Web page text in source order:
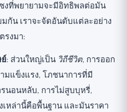
ระหว่างเซลล์ที่ผิดเพี้ยน
อรัง: Inflammaging
ะเริ่มต้นจากตรงไหน?
น
งที่พยายามจะมีอิทธิพลต่อมัน
กัน เราจะจัดอันดับแต่ละอย่าง
รงมา:
: ส่วนใหญ่เป็น วิถีชีวิต, การออก
มแข็งแรง, โภชนาการที่มี
นอนหลับ, การไม่สูบบุหรี่,
เหล่านี้คือพื้นฐาน และมันราคา